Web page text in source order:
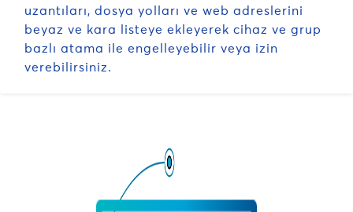
uzantıları, dosya yolları ve web adreslerini
beyaz ve kara listeye ekleyerek cihaz ve grup
bazlı atama ile engelleyebilir veya izin
verebilirsiniz.